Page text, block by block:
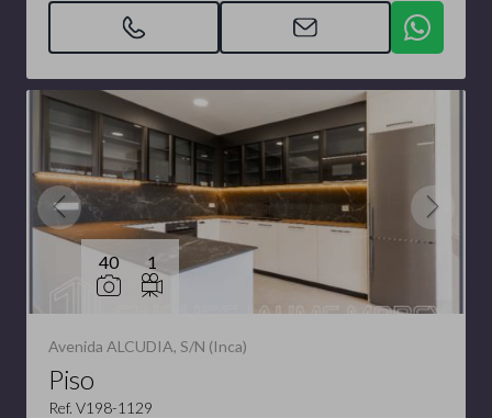
40 1
Avenida ALCUDIA, S/N (Inca)
Piso
Ref. V198-1129